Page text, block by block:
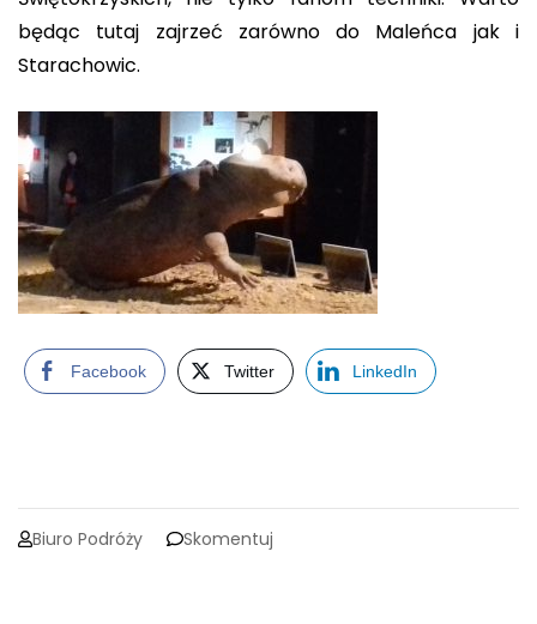
będąc tutaj zajrzeć zarówno do Maleńca jak i
Starachowic.
Facebook Twitter LinkedIn
Biuro Podróży Skomentuj